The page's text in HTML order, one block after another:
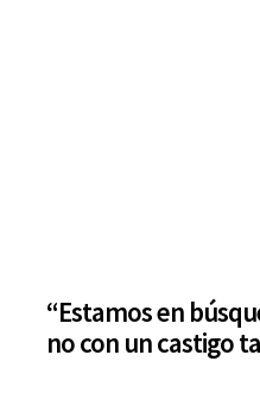
“Estamos en
no con un castigo